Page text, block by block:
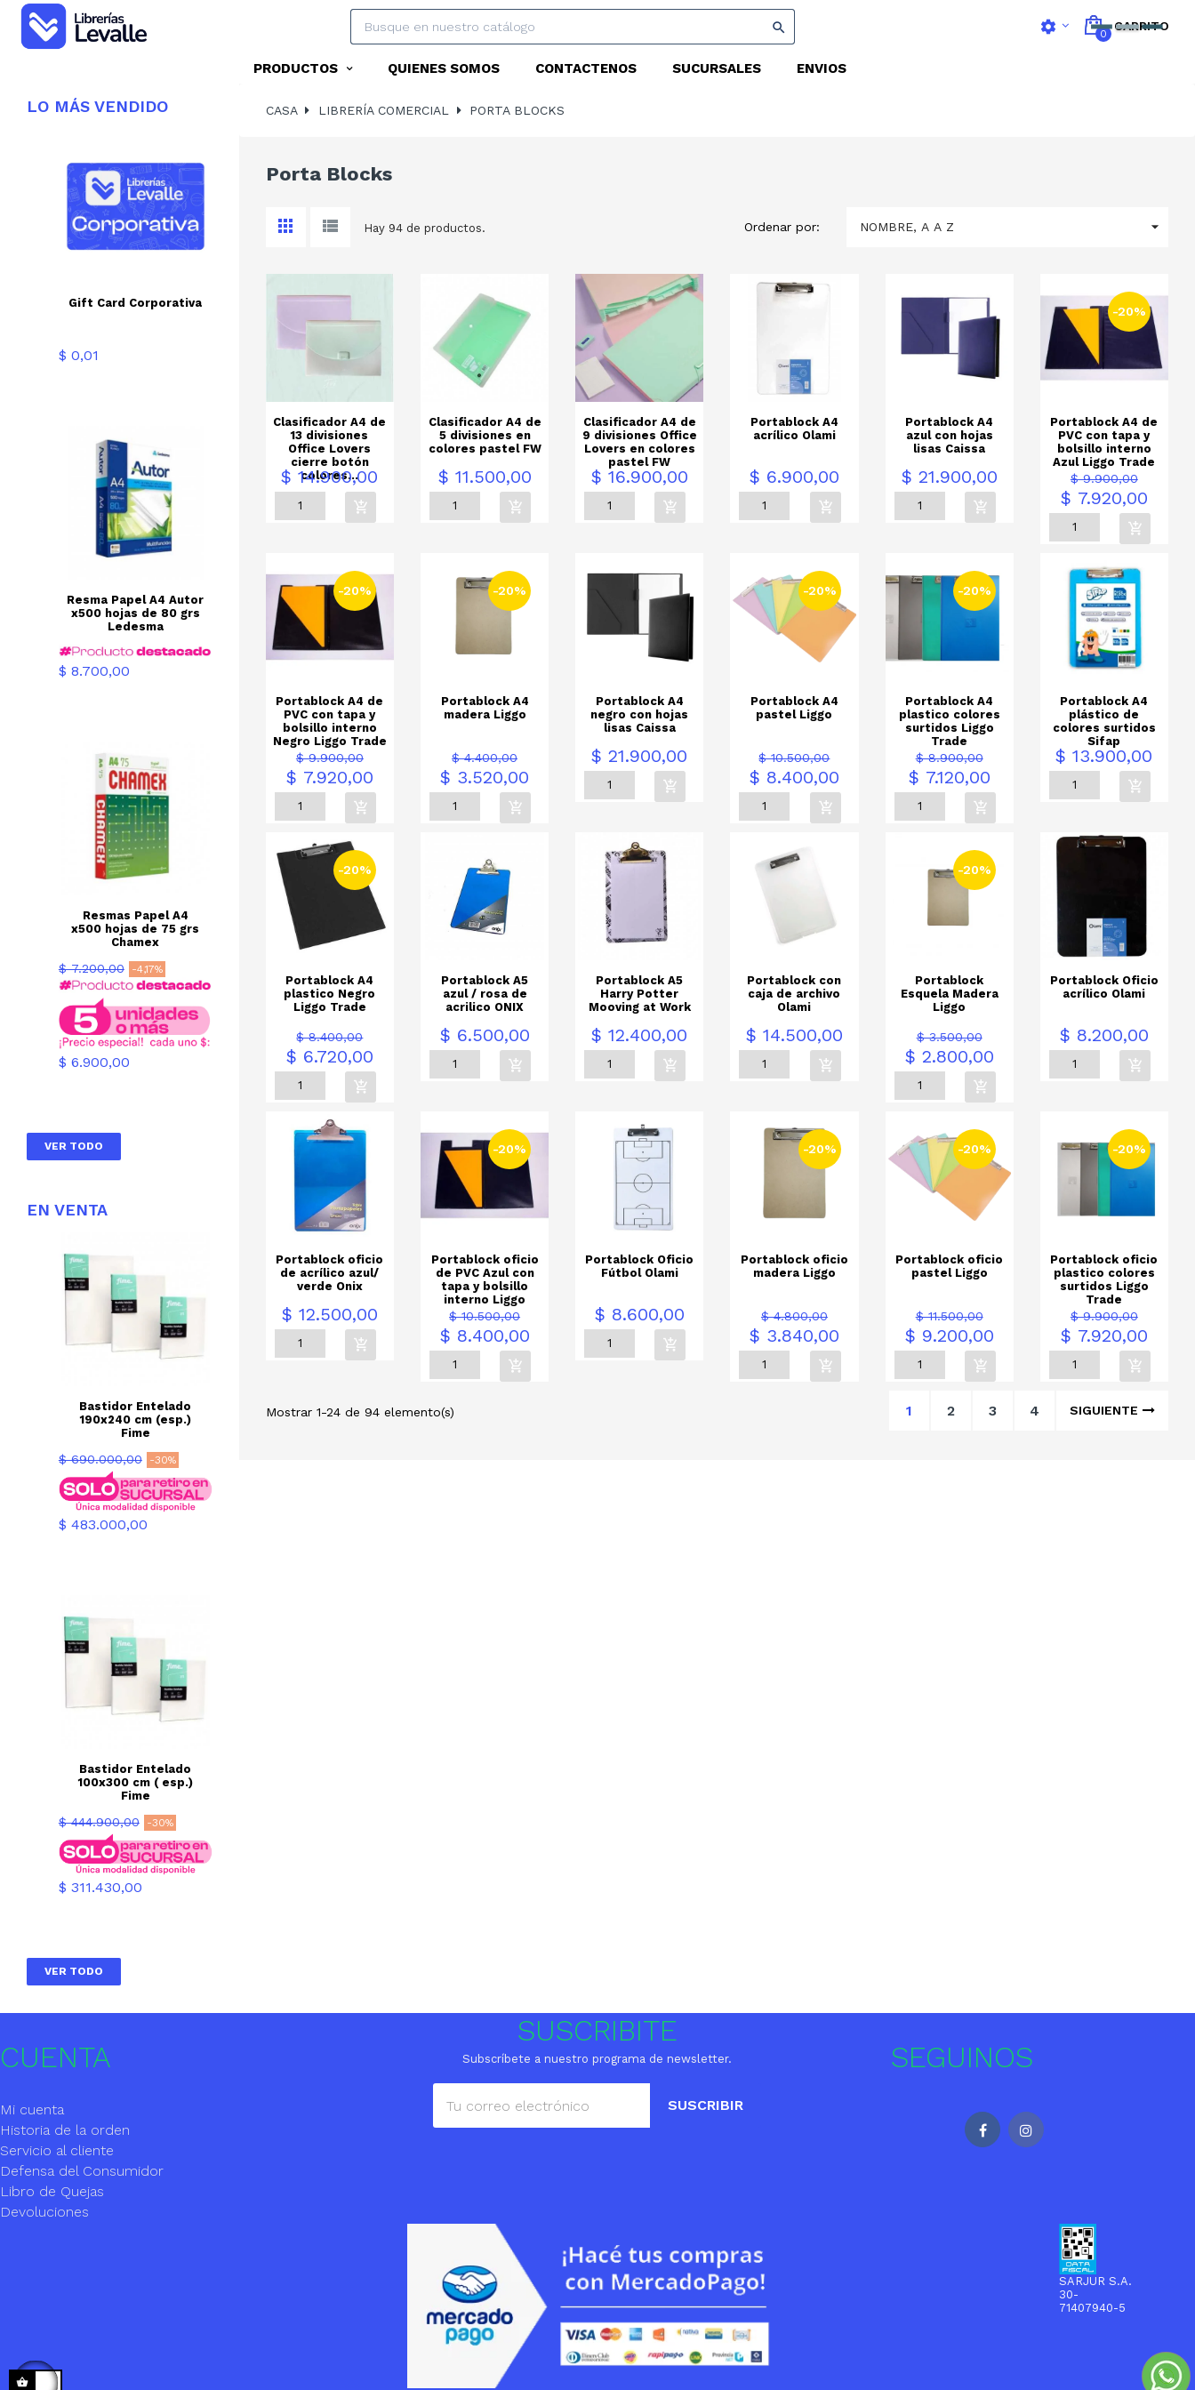
 settings CARRITO
0
PRODUCTOS QUIENES SOMOS CONTACTENOS SUCURSALES ENVIOS
LO MÁS VENDIDO
Gift Card Corporativa
Precio
$ 0,01
Resma Papel A4 Autor
x500 hojas de 80 grs
Ledesma
Precio
$ 8.700,00
Resmas Papel A4
x500 hojas de 75 grs
Chamex
Precio
base
$ 7.200,00 -4,17%
Precio
$ 6.900,00
VER TODO
EN VENTA
Bastidor Entelado
190x240 cm (esp.)
Fime
Precio
base
$ 690.000,00 -30%
Precio
$ 483.000,00
Bastidor Entelado
100x300 cm ( esp.)
Fime
Precio
base
$ 444.900,00 -30%
Precio
$ 311.430,00
VER TODO
CASA LIBRERÍA COMERCIAL PORTA BLOCKS
Porta Blocks
Hay 94 de productos. Ordenar por: NOMBRE, A A Z 
Clasificador A4 de
13 divisiones
Office Lovers
cierre botón
colores...
Precio
$ 14.900,00
Clasificador A4 de
5 divisiones en
colores pastel FW
Precio
$ 11.500,00
Clasificador A4 de
9 divisiones Office
Lovers en colores
pastel FW
Precio
$ 16.900,00
Portablock A4
acrílico Olami
Precio
$ 6.900,00
Portablock A4
azul con hojas
lisas Caissa
Precio
$ 21.900,00
-20%
Portablock A4 de
PVC con tapa y
bolsillo interno
Azul Liggo Trade
Precio
base
$ 9.900,00Precio
$ 7.920,00
-20%
Portablock A4 de
PVC con tapa y
bolsillo interno
Negro Liggo Trade
Precio
base
$ 9.900,00Precio
$ 7.920,00
-20%
Portablock A4
madera Liggo
Precio
base
$ 4.400,00Precio
$ 3.520,00
Portablock A4
negro con hojas
lisas Caissa
Precio
$ 21.900,00
-20%
Portablock A4
pastel Liggo
Precio
base
$ 10.500,00Precio
$ 8.400,00
-20%
Portablock A4
plastico colores
surtidos Liggo
Trade
Precio
base
$ 8.900,00Precio
$ 7.120,00
Portablock A4
plástico de
colores surtidos
Sifap
Precio
$ 13.900,00
-20%
Portablock A4
plastico Negro
Liggo Trade
Precio
base
$ 8.400,00Precio
$ 6.720,00
Portablock A5
azul / rosa de
acrilico ONIX
Precio
$ 6.500,00
Portablock A5
Harry Potter
Mooving at Work
Precio
$ 12.400,00
Portablock con
caja de archivo
Olami
Precio
$ 14.500,00
-20%
Portablock
Esquela Madera
Liggo
Precio
base
$ 3.500,00Precio
$ 2.800,00
Portablock Oficio
acrílico Olami
Precio
$ 8.200,00
Portablock oficio
de acrílico azul/
verde Onix
Precio
$ 12.500,00
-20%
Portablock oficio
de PVC Azul con
tapa y bolsillo
interno Liggo
Precio
base
$ 10.500,00Precio
$ 8.400,00
Portablock Oficio
Fútbol Olami
Precio
$ 8.600,00
-20%
Portablock oficio
madera Liggo
Precio
base
$ 4.800,00Precio
$ 3.840,00
-20%
Portablock oficio
pastel Liggo
Precio
base
$ 11.500,00Precio
$ 9.200,00
-20%
Portablock oficio
plastico colores
surtidos Liggo
Trade
Precio
base
$ 9.900,00Precio
$ 7.920,00
Mostrar 1-24 de 94 elemento(s) 1 2 3 4 SIGUIENTE
CUENTA
Mi cuenta
Historia de la orden
Servicio al cliente
Defensa del Consumidor
Libro de Quejas
Devoluciones
SUSCRIBITE
Subscríbete a nuestro programa de newsletter.
SUSCRIBIR
SEGUINOS
SARJUR S.A.
30-
71407940-5